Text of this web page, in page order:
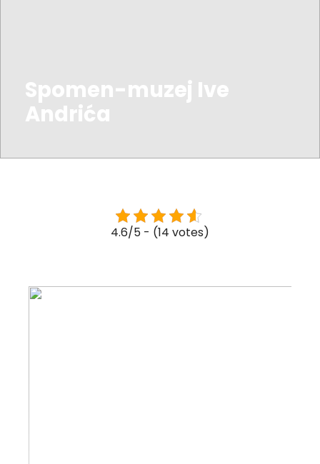
Spomen-muzej Ive
Andrića
4.6/5 - (14 votes)